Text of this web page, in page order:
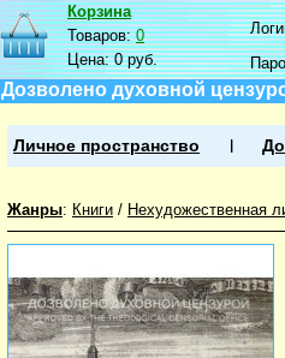
Корзина
Товаров:0
Цена:0 руб.
Дозволено духовной
Личное пространство
Жанры: Книги / Нехудожественная